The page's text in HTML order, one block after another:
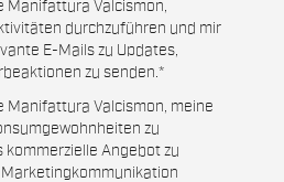
Manifattura Valcismon,
durchzuführen und mir
E-Mails zu Updates,
zu senden.*
Manifattura Valcismon, meine
zu
kommerzielle Angebot zu